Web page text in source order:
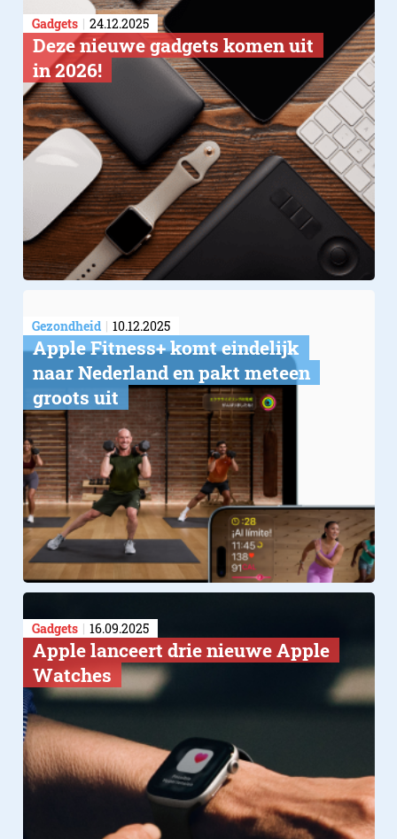
Gadgets 24.12.2025
Deze nieuwe gadgets komen uit
in 2026!
Gezondheid 10.12.2025
Apple Fitness+ komt eindelijk
naar Nederland en pakt meteen
groots uit
Gadgets 16.09.2025
Apple lanceert drie nieuwe Apple
Watches